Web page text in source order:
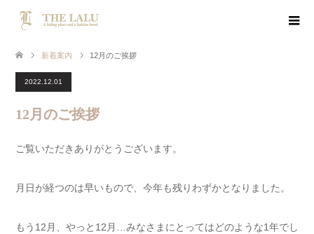
新着案内 12月のご挨拶
2022.12.01
12月のご挨拶
ご覧いただきありがとうございます。
月日が経つのは早いもので、今年も残りわずかとなりました。
もう12月、やっと12月…みなさまにとってはどのような1年でし